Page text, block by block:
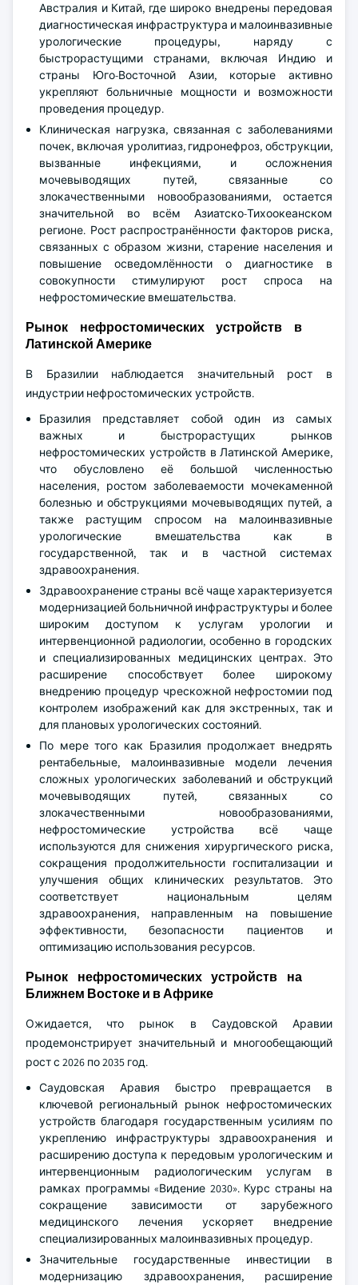
Австралия и Китай, где широко внедрены передовая
диагностическая инфраструктура и малоинвазивные
урологические процедуры, наряду с
быстрорастущими странами, включая Индию и
страны Юго-Восточной Азии, которые активно
укрепляют больничные мощности и возможности
проведения процедур.
Клиническая нагрузка, связанная с заболеваниями
почек, включая уролитиаз, гидронефроз, обструкции,
вызванные инфекциями, и осложнения
мочевыводящих путей, связанные со
злокачественными новообразованиями, остается
значительной во всём Азиатско-Тихоокеанском
регионе. Рост распространённости факторов риска,
связанных с образом жизни, старение населения и
повышение осведомлённости о диагностике в
совокупности стимулируют рост спроса на
нефростомические вмешательства.
Рынок нефростомических устройств в
Латинской Америке
В Бразилии наблюдается значительный рост в
индустрии нефростомических устройств.
Бразилия представляет собой один из самых
важных и быстрорастущих рынков
нефростомических устройств в Латинской Америке,
что обусловлено её большой численностью
населения, ростом заболеваемости мочекаменной
болезнью и обструкциями мочевыводящих путей, а
также растущим спросом на малоинвазивные
урологические вмешательства как в
государственной, так и в частной системах
здравоохранения.
Здравоохранение страны всё чаще характеризуется
модернизацией больничной инфраструктуры и более
широким доступом к услугам урологии и
интервенционной радиологии, особенно в городских
и специализированных медицинских центрах. Это
расширение способствует более широкому
внедрению процедур чрескожной нефростомии под
контролем изображений как для экстренных, так и
для плановых урологических состояний.
По мере того как Бразилия продолжает внедрять
рентабельные, малоинвазивные модели лечения
сложных урологических заболеваний и обструкций
мочевыводящих путей, связанных со
злокачественными новообразованиями,
нефростомические устройства всё чаще
используются для снижения хирургического риска,
сокращения продолжительности госпитализации и
улучшения общих клинических результатов. Это
соответствует национальным целям
здравоохранения, направленным на повышение
эффективности, безопасности пациентов и
оптимизацию использования ресурсов.
Рынок нефростомических устройств на
Ближнем Востоке и в Африке
Ожидается, что рынок в Саудовской Аравии
продемонстрирует значительный и многообещающий
рост с 2026 по 2035 год.
Саудовская Аравия быстро превращается в
ключевой региональный рынок нефростомических
устройств благодаря государственным усилиям по
укреплению инфраструктуры здравоохранения и
расширению доступа к передовым урологическим и
интервенционным радиологическим услугам в
рамках программы «Видение 2030». Курс страны на
сокращение зависимости от зарубежного
медицинского лечения ускоряет внедрение
специализированных малоинвазивных процедур.
Значительные государственные инвестиции в
модернизацию здравоохранения, расширение